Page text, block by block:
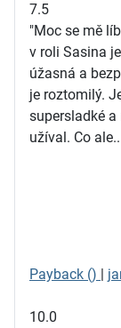
7.5
"Moc se mě
v roli Sasina
úžasná a
je roztomilý.
supersladké
užíval. Co
Payback () |
10.0